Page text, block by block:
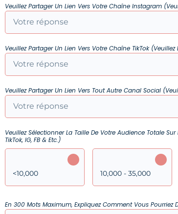
Veuillez Partager Un Lien Vers Votre Chaîne Instagram
Veuillez Partager Un Lien Vers Votre Chaîne TikTok
Veuillez Partager Un Lien Vers Tout Autre Canal Social
Veuillez Sélectionner La Taille De Votre Audience Totale
TikTok, IG, FB & Etc.)
<10,000 10,000 - 35,000
En 300 Mots Maximum, Expliquez Comment Vous Pourriez